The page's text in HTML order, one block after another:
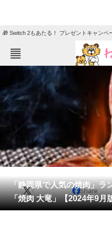
🎁 Switch 2もあたる！ プレゼントキャンペ
ねとらぼメニュー
TOP
エンタメ
動物
会員記事
メディア
「静岡県で人気の焼肉」
「焼肉 大竜」【2024年9月
X Share